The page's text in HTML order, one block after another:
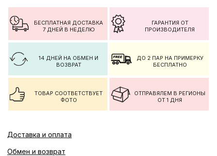
БЕСПЛАТНАЯ ДОСТАВКА
7 ДНЕЙ В НЕДЕЛЮ
ГАРАНТИЯ ОТ
ПРОИЗВОДИТЕЛЯ
14 ДНЕЙ НА ОБМЕН И
ВОЗВРАТ
ДО 2 ПАР НА ПРИМЕРКУ
БЕСПЛАТНО
ТОВАР СООТВЕТСТВУЕТ
ФОТО
ОТПРАВЯЛЕМ В РЕГИОНЫ
ОТ 1 ДНЯ
Доставка и оплата
Обмен и возврат